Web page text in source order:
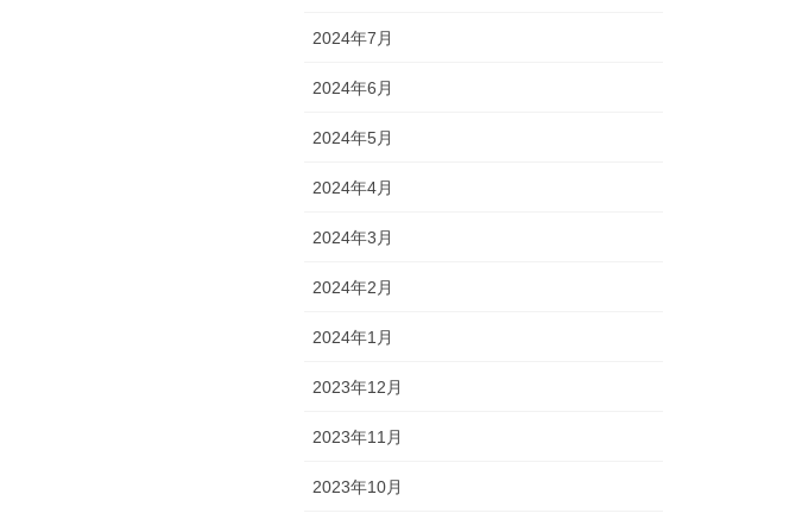
2024年7月
2024年6月
2024年5月
2024年4月
2024年3月
2024年2月
2024年1月
2023年12月
2023年11月
2023年10月